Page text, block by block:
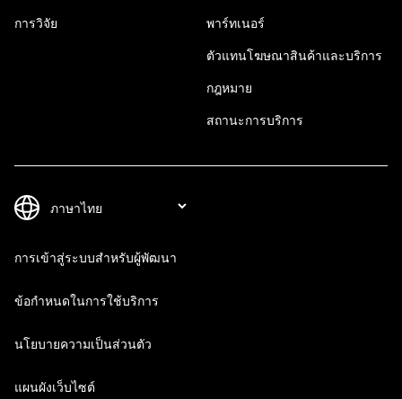
การวิจัย พาร์ทเนอร์
ตัวแทนโฆษณาสินค้าและบริการ
กฎหมาย
สถานะการบริการ
การเข้าสู่ระบบสำหรับผู้พัฒนา
ข้อกำหนดในการใช้บริการ
นโยบายความเป็นส่วนตัว
แผนผังเว็บไซต์